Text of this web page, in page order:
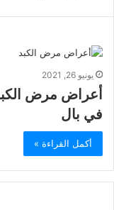
يونيو 26, 2021
أعراض مرض
في بال
أكمل القراءة »